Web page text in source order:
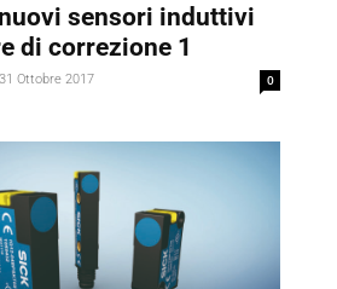
sensori induttivi
di correzione 1
31 Ottobre 2017 0